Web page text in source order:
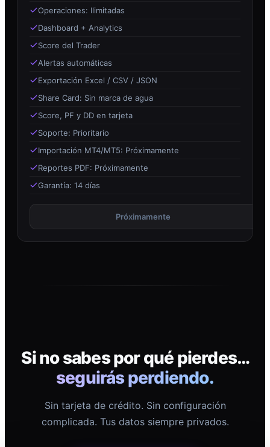
Operaciones: Ilimitadas
Dashboard + Analytics
Score del Trader
Alertas automáticas
Exportación Excel / CSV / JSON
Share Card: Sin marca de agua
Score, PF y DD en tarjeta
Soporte: Prioritario
Importación MT4/MT5: Próximamente
Reportes PDF: Próximamente
Garantía: 14 días
Próximamente
Si no sabes por qué pierdes…
seguirás perdiendo.
Sin tarjeta de crédito. Sin configuración
complicada. Tus datos siempre privados.